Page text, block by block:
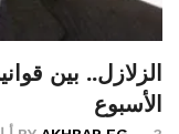
الزلازل.. بين
الأسبوع